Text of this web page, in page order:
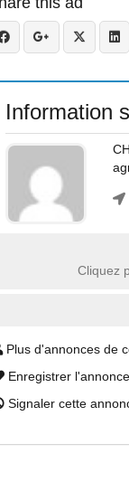
Information
Cliquez
Plus d'annonces de
Enregistrer
Signaler cette